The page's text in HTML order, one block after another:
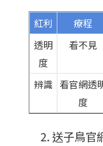
紅利 療程
透明
度
看不見
辨識 看官網透
度
送子鳥官